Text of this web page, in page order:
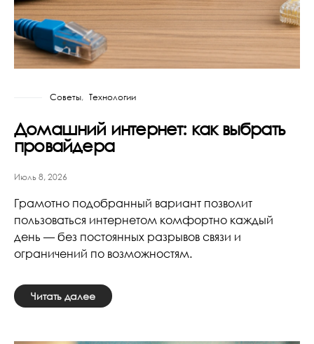
Советы Технологии
Домашний интернет: как выбрать
провайдера
Июль 8, 2026
Грамотно подобранный вариант позволит
пользоваться интернетом комфортно каждый
день — без постоянных разрывов связи и
ограничений по возможностям.
Читать далее